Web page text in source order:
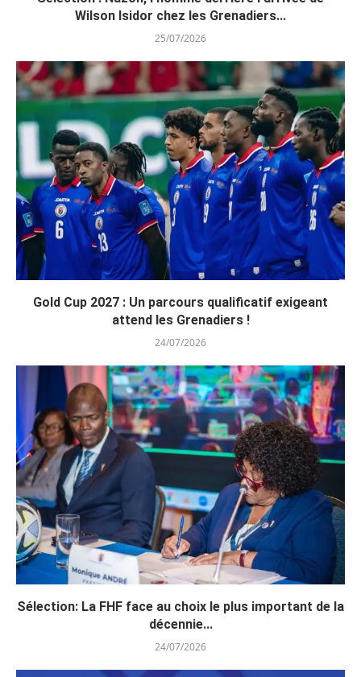
Wilson Isidor chez les Grenadiers...
25/07/2026
Gold Cup 2027 : Un parcours qualificatif exigeant
attend les Grenadiers !
24/07/2026
Sélection: La FHF face au choix le plus important de la
décennie...
24/07/2026